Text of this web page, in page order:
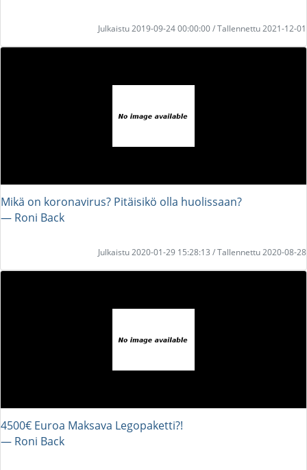
Julkaistu 2019-09-24 00:00:00 / Tallennettu 2021-12-01
Mikä on koronavirus? Pitäisikö olla huolissaan?
― Roni Back
Julkaistu 2020-01-29 15:28:13 / Tallennettu 2020-08-28
4500€ Euroa Maksava Legopaketti?!
― Roni Back